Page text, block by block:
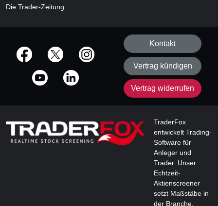
Die Trader-Zeitung
offizielle Social Media-Accounts
Kontakt
Vertrag kündigen
Vertrag widerrufen
TraderFox
entwickelt Trading-
Software für
Anleger und
Trader. Unser
Echtzeit-
Aktienscreener
setzt Maßstäbe in
der Branche.